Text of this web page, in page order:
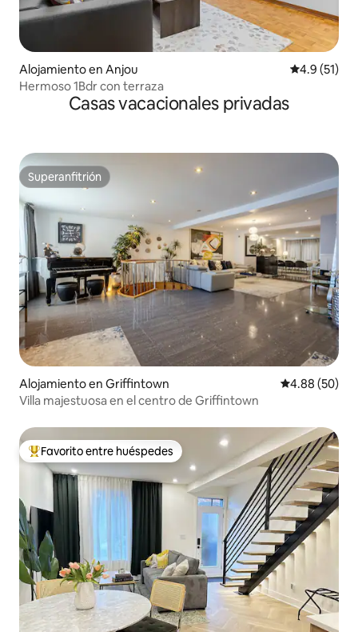
Alojamiento en Anjou Calificación
4.9 (51)
Hermoso 1Bdr con terraza
Casas vacacionales privadas
Superanfitrión
Superanfitrión
Alojamiento en Griffintown Calificación
4.88 (50)
Villa majestuosa en el centro de Griffintown
Favorito entre huéspedes preferido
Favorito entre huéspedes